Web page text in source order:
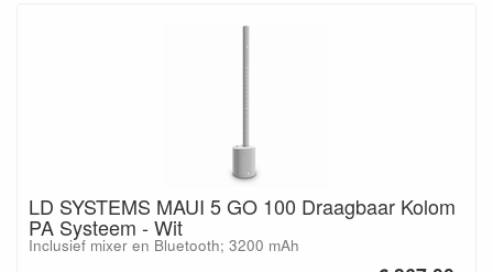
LD SYSTEMS MAUI 5 GO 100 Draagbaar Kolom
PA Systeem - Wit
Inclusief mixer en Bluetooth; 3200 mAh